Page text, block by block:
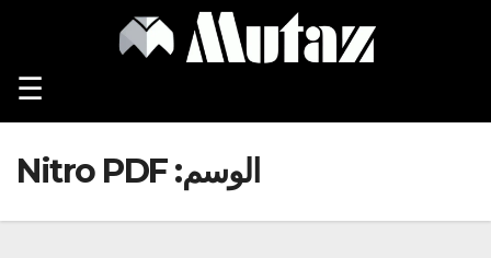
☰
الوسم:Nitro PDF